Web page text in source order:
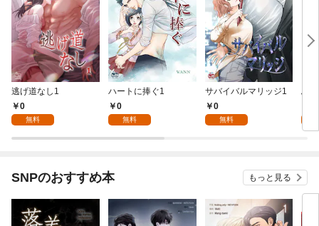
逃げ道なし1
0
無料
ハートに捧ぐ1
0
無料
サバイバルマリッジ1
0
無料
ふ
SNPのおすすめ本 もっと見る